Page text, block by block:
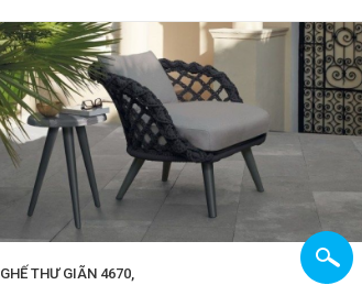
GHẾ THƯ GIÃN 4670,